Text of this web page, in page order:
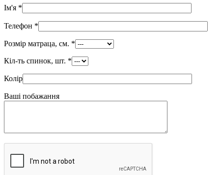
Ім'я *
Телефон *
Розмір матраца, см. *
Кіл-ть спинок, шт. *
Колір
Ваші побажання